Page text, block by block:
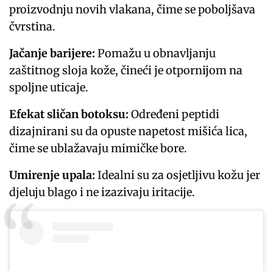
proizvodnju novih vlakana, čime se poboljšava
čvrstina.
Jačanje barijere: Pomažu u obnavljanju
zaštitnog sloja kože, čineći je otpornijom na
spoljne uticaje.
Efekat sličan botoksu: Određeni peptidi
dizajnirani su da opuste napetost mišića lica,
čime se ublažavaju mimičke bore.
Umirenje upala: Idealni su za osjetljivu kožu jer
djeluju blago i ne izazivaju iritacije.